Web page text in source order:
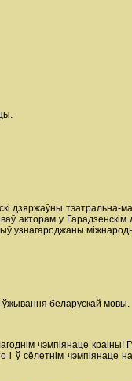
дзяржаўны тэатральна-
акторам у
узнагароджаны
ўжывання беларускай мовы.
чэмпіянаце краіны!
ў сёлетнім чэмпіянаце